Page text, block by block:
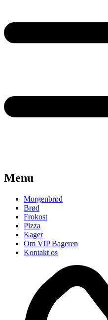
Menu
Morgenbrød
Brød
Frokost
Pizza
Kager
Om VIP Bageren
Kontakt os